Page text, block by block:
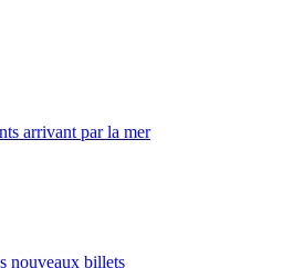
arrivant par la mer
nouveaux billets